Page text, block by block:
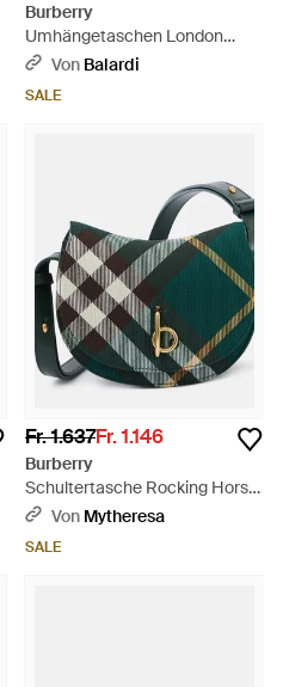
Burberry
Umhängetaschen London
Women Fabric beige/Schwarz -
Von Balardi
SALE
Fr. 1.637Fr. 1.146
Burberry
Schultertasche Rocking Horse
Mini - Grün
Von Mytheresa
SALE